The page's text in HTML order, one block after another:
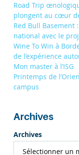
Road Trip
plongent au cœur
Red Bull Basement
national avec le
Wine To Win à
de l’expérience
Mon master à l’ISG
Printemps de
campus
Archives
Archives